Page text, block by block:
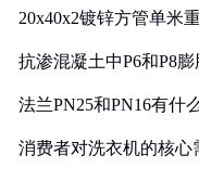
20x40x2镀锌方管单米
抗渗混凝土中P6和P8
法兰PN25和PN16有什
消费者对洗衣机的核心